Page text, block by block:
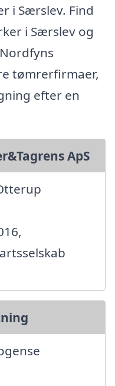
i Særslev. Find
i Særslev og
tømrerfirmaer,
efter en
ApS